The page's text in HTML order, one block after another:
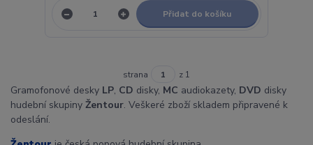
Přidat do košíku
strana z 1
Gramofonové desky LP, CD disky, MC audiokazety, DVD disky
hudební skupiny Žentour. Veškeré zboží skladem připravené k
odeslání.